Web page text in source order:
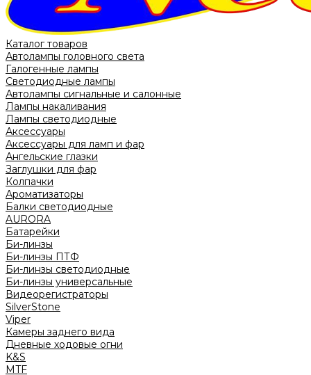
Каталог товаров
Автолампы головного света
Галогенные лампы
Светодиодные лампы
Автолампы сигнальные и салонные
Лампы накаливания
Лампы светодиодные
Аксессуары
Аксессуары для ламп и фар
Ангельские глазки
Заглушки для фар
Колпачки
Ароматизаторы
Балки светодиодные
AURORA
Батарейки
Би-линзы
Би-линзы ПТФ
Би-линзы светодиодные
Би-линзы универсальные
Видеорегистраторы
SilverStone
Viper
Камеры заднего вида
Дневные ходовые огни
K&S
MTF